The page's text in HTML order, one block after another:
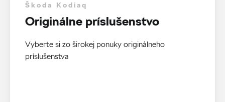
Škoda Kodiaq
Originálne príslušenstvo
Vyberte si zo širokej ponuky originálneho
príslušenstva